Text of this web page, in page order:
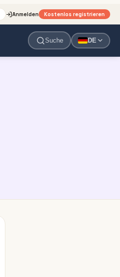
Anmelden Kostenlos registrieren
Suche DE